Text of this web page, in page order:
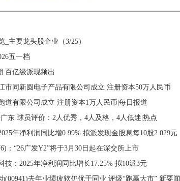
_主要龙头股企业（3/25）
五一档
百亿级派现频出
市同新圆电子产品有限公司成立 注册资本50万人民币
道有限公司成立 注册资本1万人民币|每日报道
东 球员评价：2人优秀，4人及格，4人低迷|热点
年净利润同比增0.99% 拟派发现金股息每10股2.029元
：“26广发Y2”将于3月30日起在深交所上市
技：2025年净利润同比增长17.25% 拟10派3元
(00941)去年业绩疲软仍优于同业 评级“跑赢大市” 新要闻